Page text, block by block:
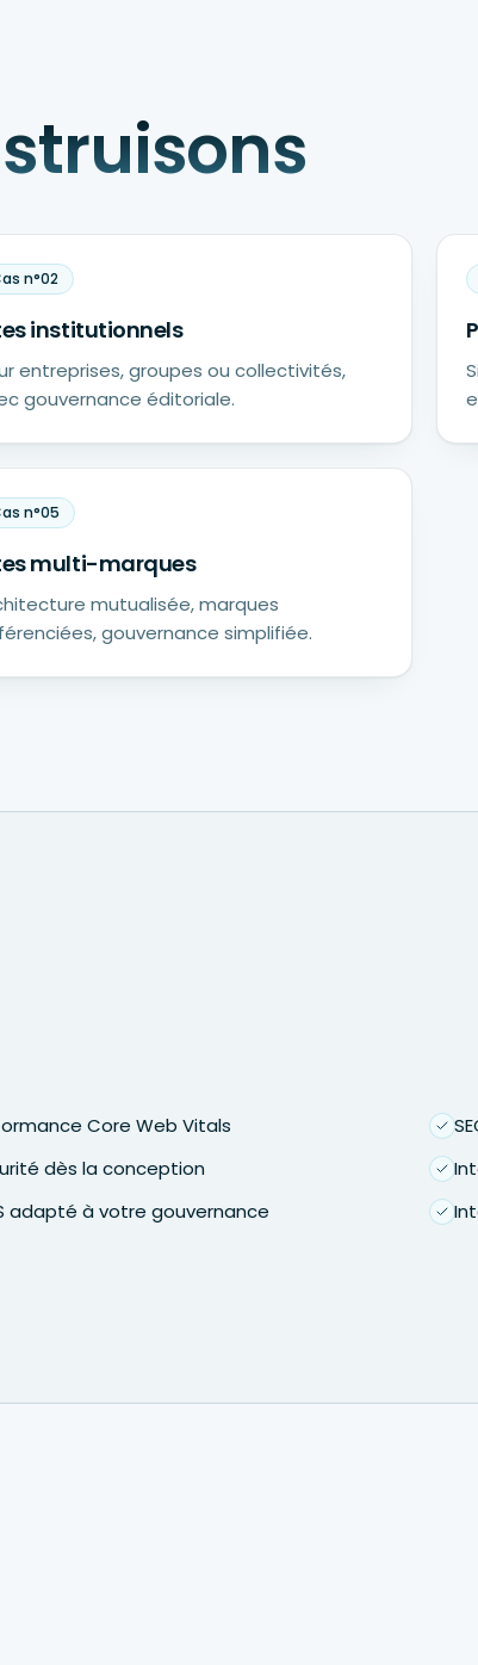
n°02
institutionnels
entreprises, groupes ou collectivités,
gouvernance éditoriale.
n°05
multi-marques
mutualisée, marques
gouvernance simplifiée.
Core Web Vitals
dès la conception
adapté à votre gouvernance